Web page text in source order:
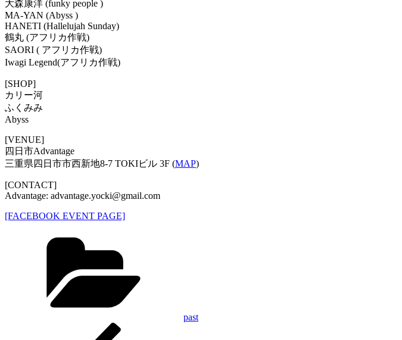
大森康洋 (funky people )
MA-YAN (Abyss )
HANETI (Hallelujah Sunday)
鶴丸 (アフリカ作戦)
SAORI ( アフリカ作戦)
Iwagi Legend(アフリカ作戦)
[SHOP]
カリー河
ふくみみ
Abyss
[VENUE]
四日市Advantage
三重県四日市市西新地8-7 TOKIビル 3F (MAP)
[CONTACT]
Advantage: advantage.yocki@gmail.com
[FACEBOOK EVENT PAGE]
past